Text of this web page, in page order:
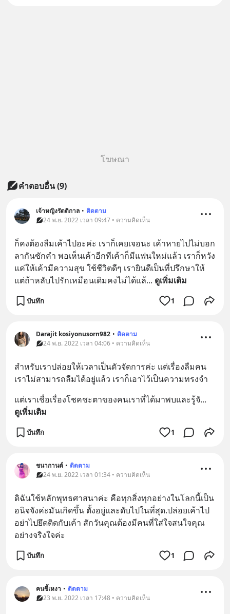
โฆษณา
คำตอบอื่น(9)
เจ้าหญิงรัตติกาล • ติดตาม
24 พ.ย. 2022 เวลา 09:47 • ความคิดเห็น
ก็คงต้องลืมเค้าไปอะค่ะ เราก็เคยเจอนะ เค้าหายไปไม่บอก
ลากันซักคำ พอเห็นเค้าอีกทีเค้าก็มีแฟนใหม่แล้ว เราก็หวัง
แค่ให้เค้ามีความสุข ใช้ชีวิตดีๆ เรายินดีเป็นที่ปรึกษาให้
แต่ถ้าหลับไปรักเหมือนเดิมคงไม่ได้แล้... ดูเพิ่มเติม
บันทึก 1
Darajit kosiyonusorn982 • ติดตาม
24 พ.ย. 2022 เวลา 04:06 • ความคิดเห็น
สำหรับเราปล่อยให้เวลาเป็นตัวจัดการค่ะ แต่เรื่องลืมคน
เราไม่สามารถลืมได้อยู่แล้ว เราก็เอาไว้เป็นความทรงจำ
แต่เราเชื่อเรื่องโชคชะตาของคนเราที่ได้มาพบและรู้จั...
ดูเพิ่มเติม
บันทึก 1
ชนากานต์ • ติดตาม
24 พ.ย. 2022 เวลา 01:34 • ความคิดเห็น
ดิฉันใช้หลักพุทธศาสนาค่ะ คือทุกสิ่งทุกอย่างในโลกนี้เป็น
อนิจจังค่ะมันเกิดขึ้น ตั้งอยู่และดับไปในที่สุด.ปล่อยเค้าไป
อย่าไปยึดติดกับเค้า สักวันคุณต้องมีคนที่ใส่ใจสนใจคุณ
อย่างจริงใจค่ะ
บันทึก 1
คนขี้เหงา • ติดตาม
23 พ.ย. 2022 เวลา 17:48 • ความคิดเห็น